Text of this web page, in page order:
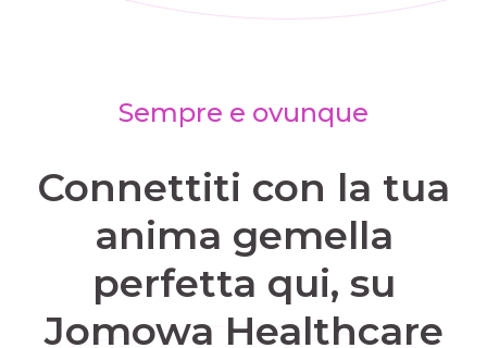
Sempre e ovunque
Connettiti con la tua
anima gemella
perfetta qui, su
Jomowa Healthcare